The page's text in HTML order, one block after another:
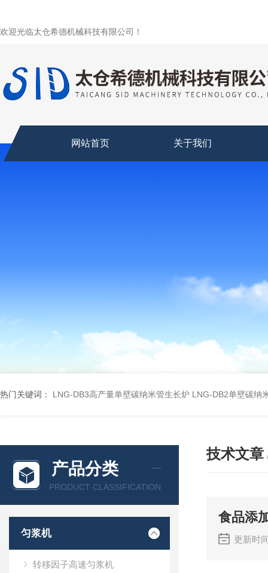
欢迎光临太仓希德机械科技有限公司！
网站首页 关于我们
热门关键词： LNG-DB3高产量单壁碳纳米管生长炉 LNG-DB2单壁碳纳
产品分类
PRODUCT CLASSIFICATION
匀浆机
转移因子高速匀浆机
技术文章
食品添
更新时